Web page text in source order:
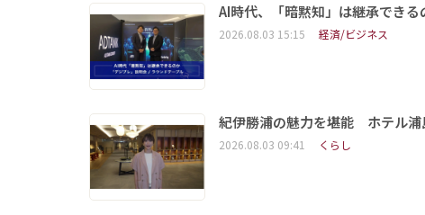
AI時代、「暗黙知」は継承でき
2026.08.03 15:15 経済/ビジネス
紀伊勝浦の魅力を堪能 ホテル浦
2026.08.03 09:41 くらし